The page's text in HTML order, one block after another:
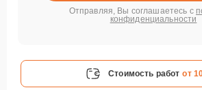
Отправляя, Вы соглашаетесь с
конфиденциальности
Стоимость работ от